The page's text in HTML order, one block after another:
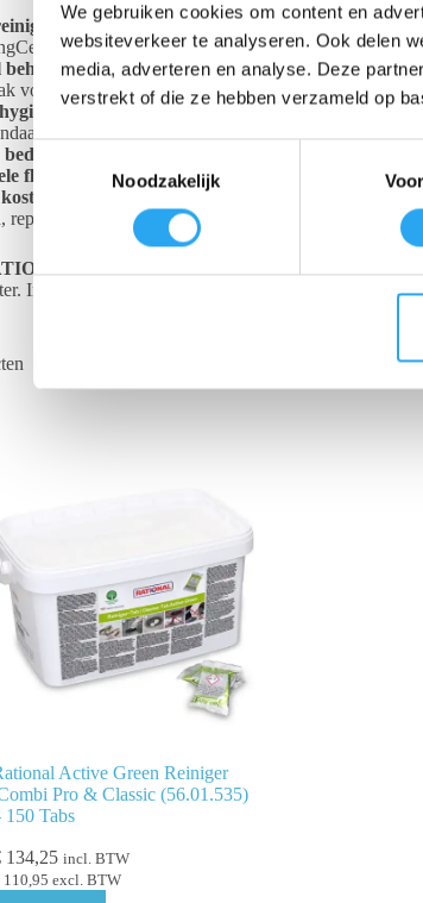
We gebruiken cookies om content en
websiteverkeer te analyseren. Ook delen
media, adverteren en analyse. Deze
verstrekt of die ze hebben verzameld op
T
o
e
t
e
i
i
Noodzakelijk
De krachtige formule paktvuil en
van waarde:Door het gebruik van de juiste
voor dure reparaties minimaliseert.
Een schone oven is essentieel voor
wat bijdraagt aan de voedselveiligheid in jouw
flow
in je keuken.
voor reiniging en onderhoud:
Hoewel de
reparaties en vervangingen, dankzij de
ideale
Reiniger-Tab 56.00.210
Investeer in de kwaliteit die je apparaat verdient.
Active Green Reiniger
Pro & Classic (56.01.535)
150 Tabs
134,25 incl. BTW
110,95 excl. BTW